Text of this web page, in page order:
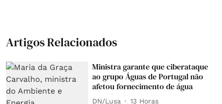
Artigos Relacionados
Ministra garante que ciberataque
ao grupo Águas de Portugal não
afetou fornecimento de água
DN/Lusa 13 Horas